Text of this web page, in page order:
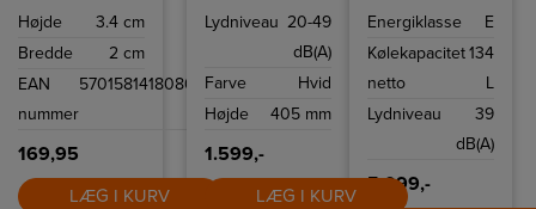
Tilslutningsledning
Kontakt på
forlænges ved at
skinner
Højde
3.4 cm
Bredde
2 cm
EAN
nummer
5701581418080
169,95
LÆG I KURV
særlig
Spiraludløbet
hvirvel, der
cirkulerer ren luft
Lydniveau 20-49
dB(A)
Farve
Hvid
Højde
405 mm
1.599,-
LÆG I KURV
tilstedeværelse i
den effektive
sørger for, at det
uden at forstyrre
Energiklasse
E
Kølekapacitet
netto
134
L
Lydniveau
39
dB(A)
5.099,-